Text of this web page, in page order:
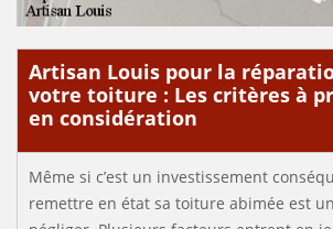
Artisan Louis pour la
votre toiture : Les critères à
en considération
Même si c’est un investissement
remettre en état sa toiture abimée est